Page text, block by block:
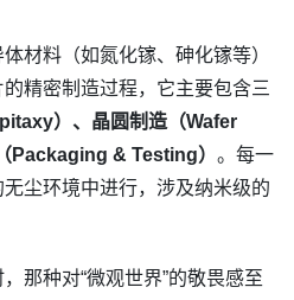
材料（如氮化镓、砷化镓等）
精密制造过程，它主要包含三
）、晶圆制造（Wafer
Packaging & Testing） 。每一
尘环境中进行，涉及纳米级的
那种对“微观世界”的敬畏感至